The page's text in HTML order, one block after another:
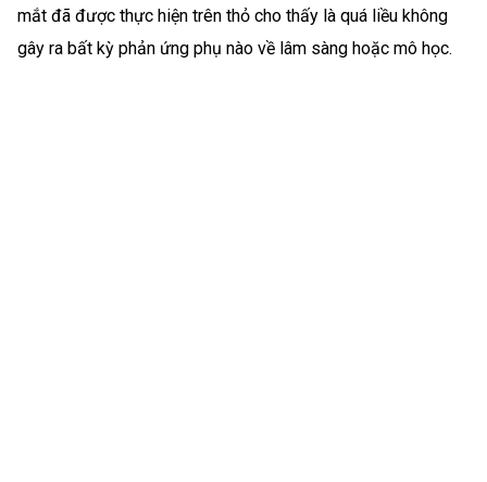
mắt đã được thực hiện trên thỏ cho thấy là quá liều không
gây ra bất kỳ phản ứng phụ nào về lâm sàng hoặc mô học.